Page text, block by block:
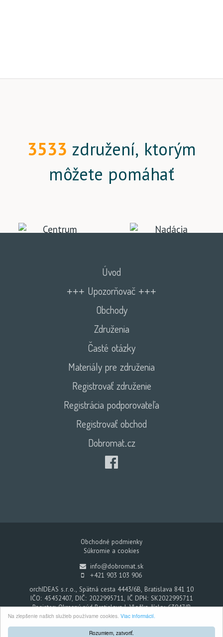
Rozumiem, zatvoriť.
Na zlepšenie našich služieb používame cookies. Viac informácií.
3533 združení, ktorým
môžete pomáhať
Úvod
+++ Upozorňovač +++
Obchody
Združenia
Časté otázky
Materiály pre združenia
Registrovať združenie
Registrácia podporovateľa
Registrovať obchod
Dobromat.cz
Obchodné podmienky
Súkromie a cookies
info@dobromat.sk
+421 903 103 906
orchIDEAS s.r.o., Spätná cesta 4443/6B, Bratislava 841 10
IČO: 45452407, DIČ: 2022995711, IČ DPH: SK2022995711
Register: Okresný súd Bratislava I, Vložka číslo: 63947/B
Dobromat - Každým nákupom pomáhate
© 2026. Všetky práva vyhradené.